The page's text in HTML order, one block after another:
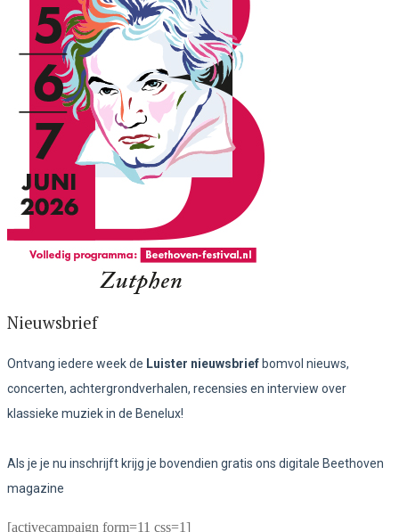
Nieuwsbrief
Ontvang iedere week de Luister nieuwsbrief bomvol nieuws,
concerten, achtergrondverhalen, recensies en interview over
klassieke muziek in de Benelux!
Als je je nu inschrijft krijg je bovendien gratis ons digitale Beethoven
magazine
[activecampaign form=11 css=1]